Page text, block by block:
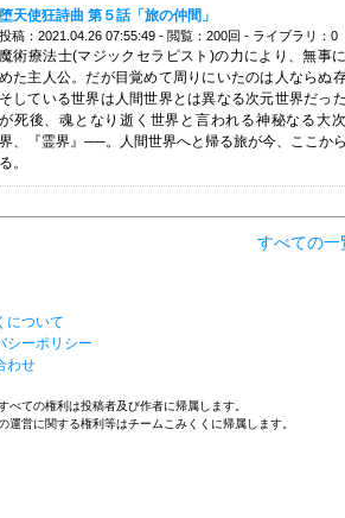
堕天使狂詩曲 第５話「旅の仲間」
投稿：2021.04.26 07:55:49 - 閲覧：200回 - ライブラリ：0
魔術療法士(マジックセラピスト)の力により、無事
めた主人公。だが目覚めて周りにいたのは人ならぬ
そしている世界は人間世界とは異なる次元世界だっ
が死後、魂となり逝く世界と言われる神秘なる大
界、『霊界』──。人間世界へと帰る旅が今、ここか
る。
すべての一
について
シーポリシー
わせ
べての権利は投稿者及び作者に帰属します。
運営に関する権利等はチームこみくくに帰属します。